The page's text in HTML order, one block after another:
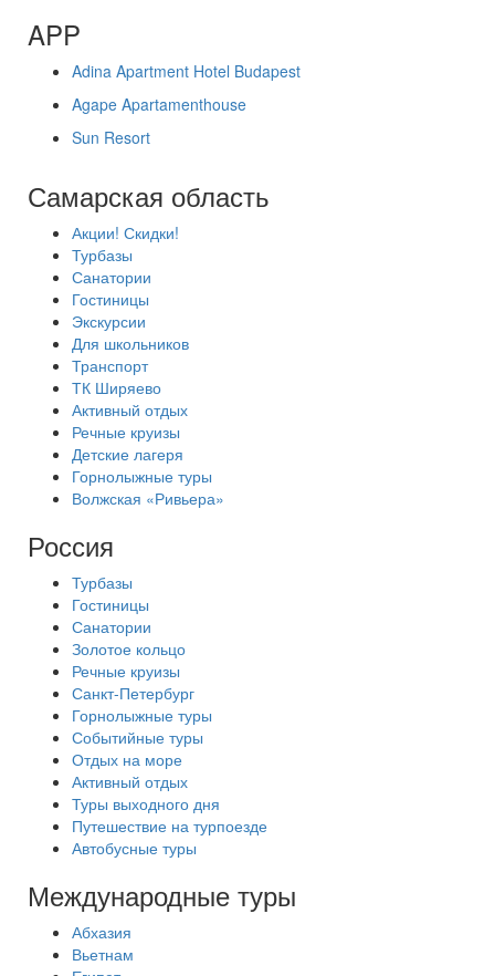
APP
Adina Apartment Hotel Budapest
Agape Apartamenthouse
Sun Resort
Самарская область
Акции! Скидки!
Турбазы
Санатории
Гостиницы
Экскурсии
Для школьников
Транспорт
ТК Ширяево
Активный отдых
Речные круизы
Детские лагеря
Горнолыжные туры
Волжская «Ривьера»
Россия
Турбазы
Гостиницы
Санатории
Золотое кольцо
Речные круизы
Санкт-Петербург
Горнолыжные туры
Событийные туры
Отдых на море
Активный отдых
Туры выходного дня
Путешествие на турпоезде
Автобусные туры
Международные туры
Абхазия
Вьетнам